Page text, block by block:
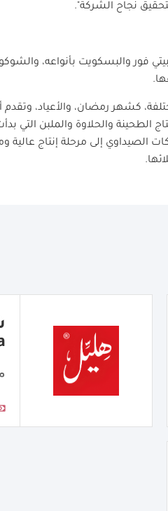
نجاح الشركة".
فور والبسكويت بأنواعه،
كشهر رمضان، والأعياد، وتقدم
الطحينة والحلاوة والملبن
الصيداوي إلى مرحلة إنتاج عالية